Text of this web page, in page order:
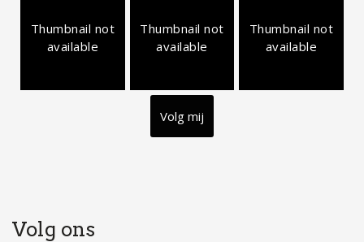
Thumbnail not
available
Thumbnail not
available
Thumbnail not
available
Volg mij
Volg ons